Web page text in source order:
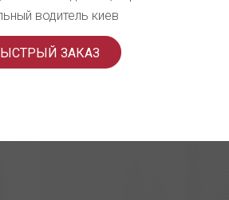
водитель киев
ЗАКАЗ